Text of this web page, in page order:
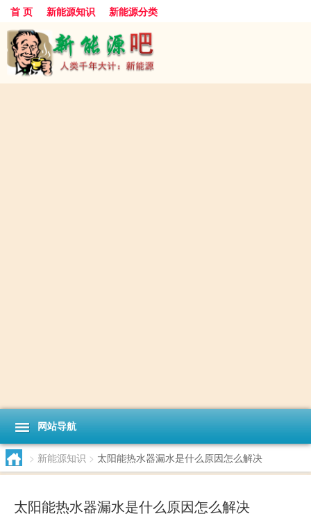
首 页 新能源知识 新能源分类
网站导航
> 新能源知识 > 太阳能热水器漏水是什么原因怎么解决
太阳能热水器漏水是什么原因怎么解决